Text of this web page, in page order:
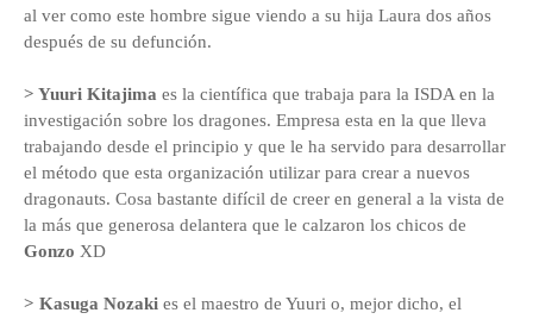
al ver como este hombre sigue viendo a su hija Laura dos años
después de su defunción.
> Yuuri Kitajima es la científica que trabaja para la ISDA en la
investigación sobre los dragones. Empresa esta en la que lleva
trabajando desde el principio y que le ha servido para desarrollar
el método que esta organización utilizar para crear a nuevos
dragonauts. Cosa bastante difícil de creer en general a la vista de
la más que generosa delantera que le calzaron los chicos de
Gonzo XD
> Kasuga Nozaki es el maestro de Yuuri o, mejor dicho, el